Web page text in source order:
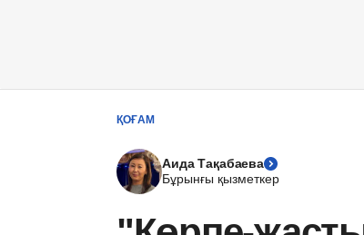
ҚОҒАМ
Аида Тақабаева
Бұрынғы қызметкер